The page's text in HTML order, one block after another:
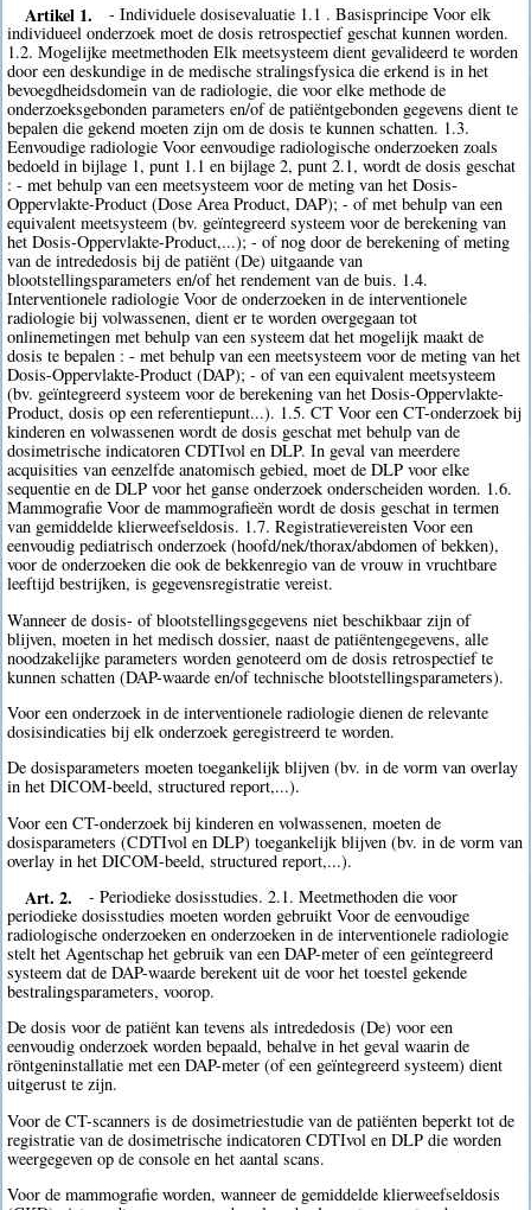
Artikel 1.
- Individuele dosisevaluatie 1.1 . Basisprincipe Voor elk
individueel onderzoek moet de dosis retrospectief geschat kunnen worden.
1.2. Mogelijke meetmethoden Elk meetsysteem dient gevalideerd te worden
door een deskundige in de medische stralingsfysica die erkend is in het
bevoegdheidsdomein van de radiologie, die voor elke methode de
onderzoeksgebonden parameters en/of de patiëntgebonden gegevens dient te
bepalen die gekend moeten zijn om de dosis te kunnen schatten. 1.3.
Eenvoudige radiologie Voor eenvoudige radiologische onderzoeken zoals
bedoeld in bijlage 1, punt 1.1 en bijlage 2, punt 2.1, wordt de dosis geschat
: - met behulp van een meetsysteem voor de meting van het Dosis-
Oppervlakte-Product (Dose Area Product, DAP); - of met behulp van een
equivalent meetsysteem (bv. geïntegreerd systeem voor de berekening van
het Dosis-Oppervlakte-Product,...); - of nog door de berekening of meting
van de intrededosis bij de patiënt (De) uitgaande van
blootstellingsparameters en/of het rendement van de buis. 1.4.
Interventionele radiologie Voor de onderzoeken in de interventionele
radiologie bij volwassenen, dient er te worden overgegaan tot
onlinemetingen met behulp van een systeem dat het mogelijk maakt de
dosis te bepalen : - met behulp van een meetsysteem voor de meting van het
Dosis-Oppervlakte-Product (DAP); - of van een equivalent meetsysteem
(bv. geïntegreerd systeem voor de berekening van het Dosis-Oppervlakte-
Product, dosis op een referentiepunt...). 1.5. CT Voor een CT-onderzoek bij
kinderen en volwassenen wordt de dosis geschat met behulp van de
dosimetrische indicatoren CDTIvol en DLP. In geval van meerdere
acquisities van eenzelfde anatomisch gebied, moet de DLP voor elke
sequentie en de DLP voor het ganse onderzoek onderscheiden worden. 1.6.
Mammografie Voor de mammografieën wordt de dosis geschat in termen
van gemiddelde klierweefseldosis. 1.7. Registratievereisten Voor een
eenvoudig pediatrisch onderzoek (hoofd/nek/thorax/abdomen of bekken),
voor de onderzoeken die ook de bekkenregio van de vrouw in vruchtbare
leeftijd bestrijken, is gegevensregistratie vereist.
Wanneer de dosis- of blootstellingsgegevens niet beschikbaar zijn of
blijven, moeten in het medisch dossier, naast de patiëntengegevens, alle
noodzakelijke parameters worden genoteerd om de dosis retrospectief te
kunnen schatten (DAP-waarde en/of technische blootstellingsparameters).
Voor een onderzoek in de interventionele radiologie dienen de relevante
dosisindicaties bij elk onderzoek geregistreerd te worden.
De dosisparameters moeten toegankelijk blijven (bv. in de vorm van overlay
in het DICOM-beeld, structured report,...).
Voor een CT-onderzoek bij kinderen en volwassenen, moeten de
dosisparameters (CDTIvol en DLP) toegankelijk blijven (bv. in de vorm van
overlay in het DICOM-beeld, structured report,...).
Art. 2.
- Periodieke dosisstudies. 2.1. Meetmethoden die voor
periodieke dosisstudies moeten worden gebruikt Voor de eenvoudige
radiologische onderzoeken en onderzoeken in de interventionele radiologie
stelt het Agentschap het gebruik van een DAP-meter of een geïntegreerd
systeem dat de DAP-waarde berekent uit de voor het toestel gekende
bestralingsparameters, voorop.
De dosis voor de patiënt kan tevens als intrededosis (De) voor een
eenvoudig onderzoek worden bepaald, behalve in het geval waarin de
röntgeninstallatie met een DAP-meter (of een geïntegreerd systeem) dient
uitgerust te zijn.
Voor de CT-scanners is de dosimetriestudie van de patiënten beperkt tot de
registratie van de dosimetrische indicatoren CDTIvol en DLP die worden
weergegeven op de console en het aantal scans.
Voor de mammografie worden, wanneer de gemiddelde klierweefseldosis